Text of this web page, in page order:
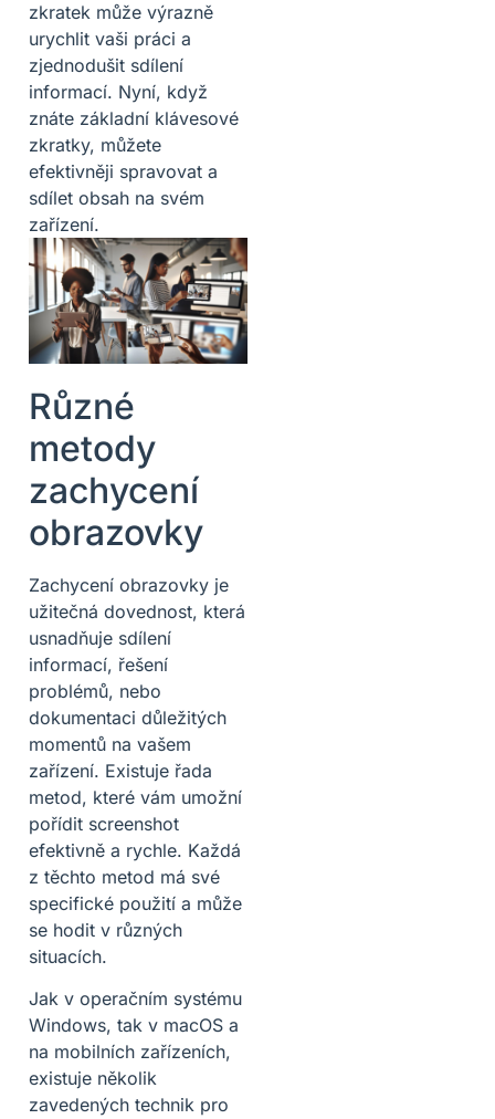
zkratek může výrazně
urychlit vaši práci a
zjednodušit sdílení
informací. Nyní, když
znáte základní klávesové
zkratky, můžete
efektivněji spravovat a
sdílet obsah na svém
zařízení.
Různé
metody
zachycení
obrazovky
Zachycení obrazovky je
užitečná dovednost, která
usnadňuje sdílení
informací, řešení
problémů, nebo
dokumentaci důležitých
momentů na vašem
zařízení. Existuje řada
metod, které vám umožní
pořídit screenshot
efektivně a rychle. Každá
z těchto metod má své
specifické použití a může
se hodit v různých
situacích.
Jak v operačním systému
Windows, tak v macOS a
na mobilních zařízeních,
existuje několik
zavedených technik pro